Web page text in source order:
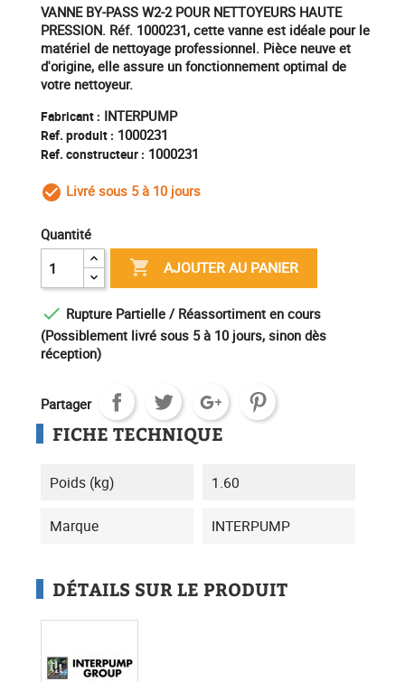
VANNE BY-PASS W2-2 POUR NETTOYEURS HAUTE
PRESSION. Réf. 1000231, cette vanne est idéale pour le
matériel de nettoyage professionnel. Pièce neuve et
d'origine, elle assure un fonctionnement optimal de
votre nettoyeur.
Fabricant : INTERPUMP
Ref. produit : 1000231
Ref. constructeur : 1000231
check_circle_outline
Livré sous 5 à 10 jours
Quantité
 AJOUTER AU PANIER
 Rupture Partielle / Réassortiment en cours
(Possiblement livré sous 5 à 10 jours, sinon dès
réception)
Partager
FICHE TECHNIQUE
Poids (kg) 1.60
Marque INTERPUMP
DÉTAILS SUR LE PRODUIT